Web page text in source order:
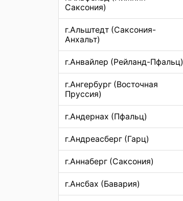
Саксония)
г.Альштедт (Саксония-
Анхальт)
г.Анвайлер (Рейланд-Пфальц)
г.Ангербург (Восточная
Пруссия)
г.Андернах (Пфальц)
г.Андреасберг (Гарц)
г.Аннаберг (Саксония)
г.Ансбах (Бавария)